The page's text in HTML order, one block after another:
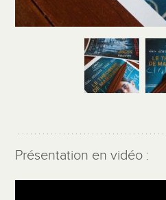
Présentation en vidéo :